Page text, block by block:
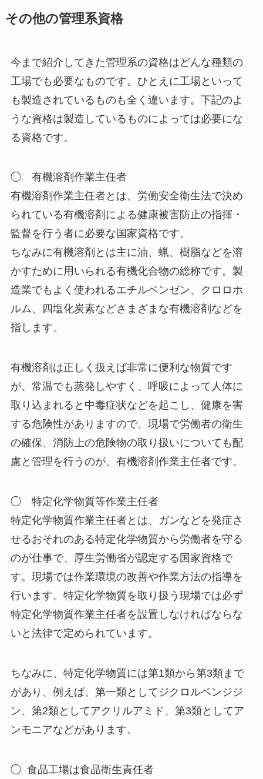
その他の管理系資格
今まで紹介してきた管理系の資格はどんな種類の
工場でも必要なものです。ひとえに工場といって
も製造されているものも全く違います。下記のよ
うな資格は製造しているものによっては必要にな
る資格です。
◯ 有機溶剤作業主任者
有機溶剤作業主任者とは、労働安全衛生法で決め
られている有機溶剤による健康被害防止の指揮・
監督を行う者に必要な国家資格です。
ちなみに有機溶剤とは主に油、蝋、樹脂などを溶
かすために用いられる有機化合物の総称です。製
造業でもよく使われるエチルベンゼン、クロロホ
ルム、四塩化炭素などさまざまな有機溶剤などを
指します。
有機溶剤は正しく扱えば非常に便利な物質です
が、常温でも蒸発しやすく、呼吸によって人体に
取り込まれると中毒症状などを起こし、健康を害
する危険性がありますので、現場で労働者の衛生
の確保、消防上の危険物の取り扱いについても配
慮と管理を行うのが、有機溶剤作業主任者です。
◯ 特定化学物質等作業主任者
特定化学物質作業主任者とは、ガンなどを発症さ
せるおそれのある特定化学物質から労働者を守る
のが仕事で、厚生労働省が認定する国家資格で
す。現場では作業環境の改善や作業方法の指導を
行います。特定化学物質を取り扱う現場では必ず
特定化学物質作業主任者を設置しなければならな
いと法律で定められています。
ちなみに、特定化学物質には第1類から第3類まで
があり、例えば、第一類としてジクロルベンジジ
ン、第2類としてアクリルアミド、第3類としてア
ンモニアなどがあります。
◯ 食品工場は食品衛生責任者